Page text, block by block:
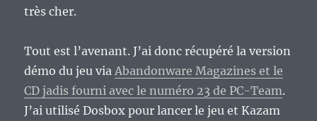
très cher.
Tout est l’avenant. J’ai donc récupéré la version
démo du jeu viaAbandonware Magazines et le
CD jadis fourni avec le numéro 23 de PC-Team.
J’ai utilisé Dosbox pour lancer le jeu et Kazam